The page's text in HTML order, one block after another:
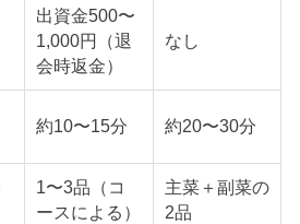
出資金500〜
1,000円（退
会時返金）
なし
約10〜15分 約20〜30分
1〜3品（コ
ースによる）
主菜＋副菜の
2品